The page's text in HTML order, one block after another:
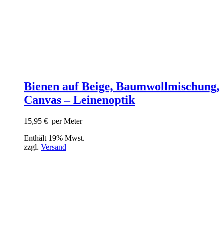
Bienen auf Beige, Baumwollmischung,
Canvas – Leinenoptik
15,95 € per Meter
Enthält 19% Mwst.
zzgl. Versand